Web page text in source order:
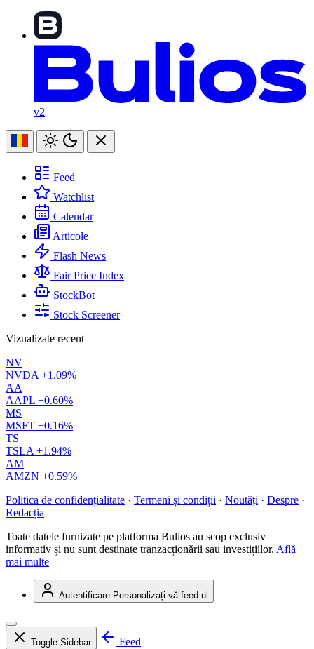
v2
Feed
Watchlist
Calendar
Articole
Flash News
Fair Price Index
StockBot
Stock Screener
Vizualizate recent
NV
NVDA +1.09%
AA
AAPL +0.60%
MS
MSFT +0.16%
TS
TSLA +1.94%
AM
AMZN +0.59%
Politica de confidențialitate · Termeni și condiții · Noutăți · Despre ·
Redacția
Toate datele furnizate pe platforma Bulios au scop exclusiv
informativ și nu sunt destinate tranzacționării sau investițiilor. Află
mai multe
Autentificare Personalizați-vă feed-ul
Toggle Sidebar
Feed